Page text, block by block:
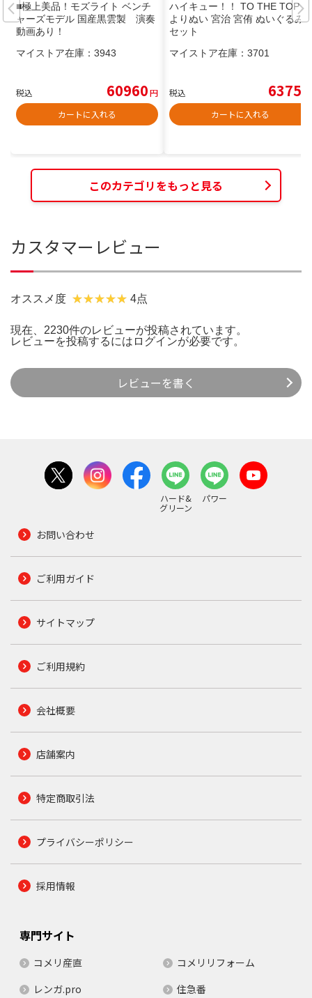
■極上美品！モズライト ベンチ
ャーズモデル 国産黒雲製 演奏
動画あり！
マイストア在庫： 3943
税込 60960円
カートに入れる
ハイキュー！！ TO THE TOP
よりぬい 宮治 宮侑 ぬいぐるみ
セット
マイストア在庫： 3701
税込 6375
カートに入れる
このカテゴリをもっと見る
カスタマーレビュー
オススメ度 4点
現在、2230件のレビューが投稿されています。
レビューを投稿するには ログインが必要です。
レビューを書く
ハード&
グリーン
パワー
お問い合わせ
ご利用ガイド
サイトマップ
ご利用規約
会社概要
店舗案内
特定商取引法
プライバシーポリシー
採用情報
専門サイト
コメリ産直
コメリリフォーム
レンガ.pro
住急番